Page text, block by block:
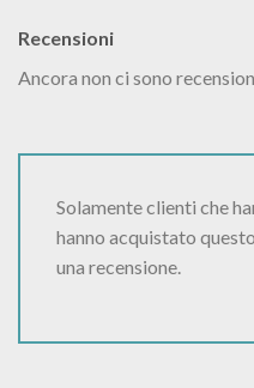
Recensioni
Ancora non ci sono
Solamente clienti che
hanno acquistato
una recensione.